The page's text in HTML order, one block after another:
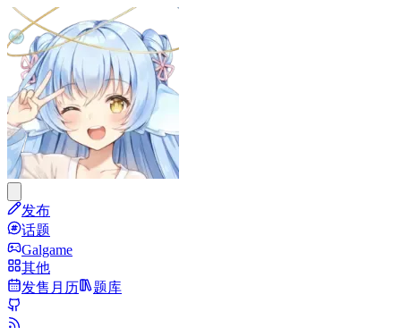
发布
话题
Galgame
其他
发售月历
题库